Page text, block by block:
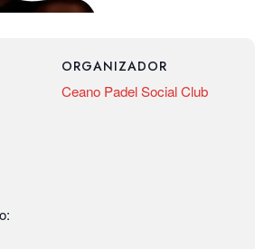
ORGANIZADOR
Ceano Padel Social Club